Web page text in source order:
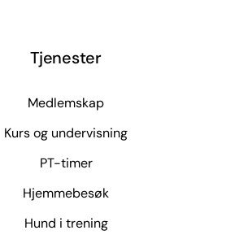
Tjenester
Medlemskap
Kurs og undervisning
PT-timer
Hjemmebesøk
Hund i trening